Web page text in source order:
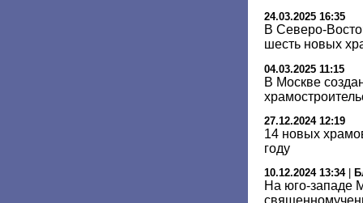
24.03.2025 16:35
В Северо-
шесть новых
04.03.2025 11:15
В Москве
27.12.2024 12:19
14 новых
году
10.12.2024 13:34|
На юго-западе